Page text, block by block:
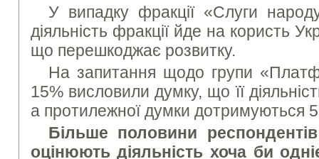
У випадку фракції «Слуги
діяльність фракції йде на користь
що перешкоджає розвитку.
На запитання щодо групи
15% висловили думку, що її
а протилежної думки дотримуються
Більше половини
оцінюють діяльність хоча би